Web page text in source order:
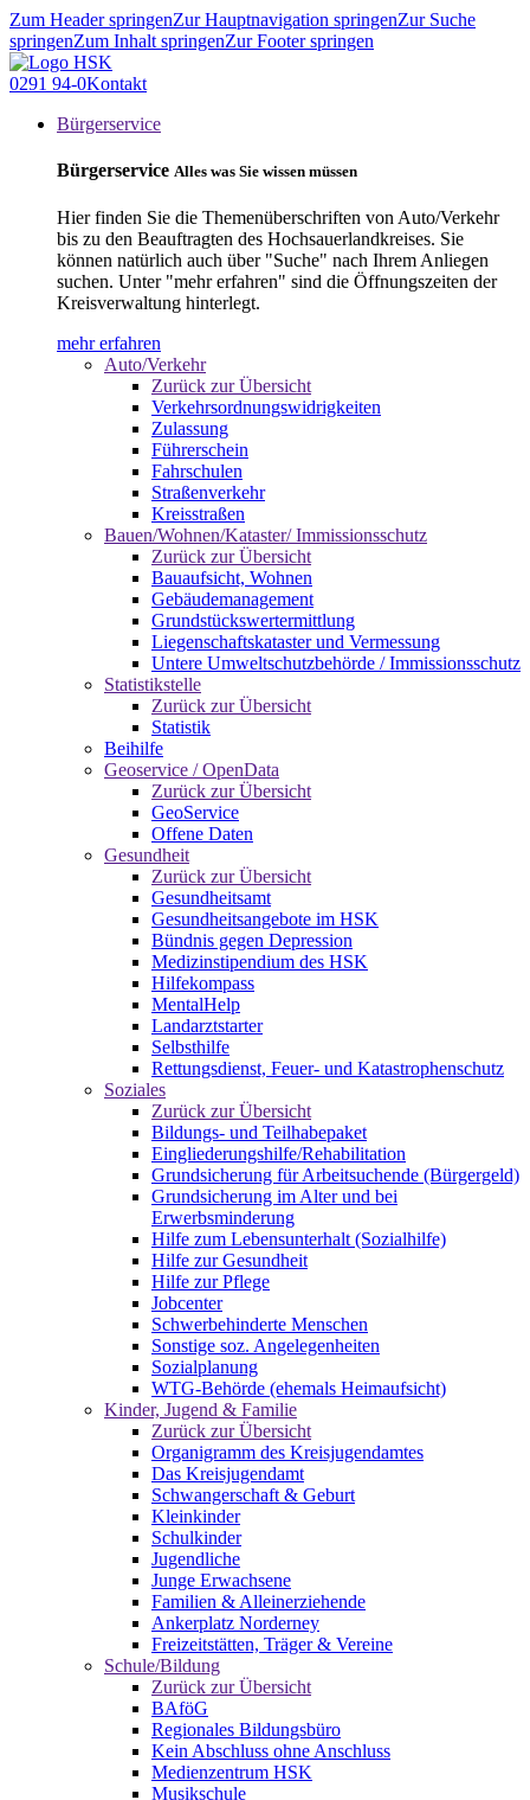
Zum Header springenZur Hauptnavigation springenZur Suche
springenZum Inhalt springenZur Footer springen
0291 94-0Kontakt
Bürgerservice
Bürgerservice Alles was Sie wissen müssen
Hier finden Sie die Themenüberschriften von Auto/Verkehr
bis zu den Beauftragten des Hochsauerlandkreises. Sie
können natürlich auch über "Suche" nach Ihrem Anliegen
suchen. Unter "mehr erfahren" sind die Öffnungszeiten der
Kreisverwaltung hinterlegt.
mehr erfahren
Auto/Verkehr
Zurück zur Übersicht
Verkehrsordnungswidrigkeiten
Zulassung
Führerschein
Fahrschulen
Straßenverkehr
Kreisstraßen
Bauen/Wohnen/Kataster/ Immissionsschutz
Zurück zur Übersicht
Bauaufsicht, Wohnen
Gebäudemanagement
Grundstückswertermittlung
Liegenschaftskataster und Vermessung
Untere Umweltschutzbehörde / Immissionsschutz
Statistikstelle
Zurück zur Übersicht
Statistik
Beihilfe
Geoservice / OpenData
Zurück zur Übersicht
GeoService
Offene Daten
Gesundheit
Zurück zur Übersicht
Gesundheitsamt
Gesundheitsangebote im HSK
Bündnis gegen Depression
Medizinstipendium des HSK
Hilfekompass
MentalHelp
Landarztstarter
Selbsthilfe
Rettungsdienst, Feuer- und Katastrophenschutz
Soziales
Zurück zur Übersicht
Bildungs- und Teilhabepaket
Eingliederungshilfe/Rehabilitation
Grundsicherung für Arbeitsuchende (Bürgergeld)
Grundsicherung im Alter und bei
Erwerbsminderung
Hilfe zum Lebensunterhalt (Sozialhilfe)
Hilfe zur Gesundheit
Hilfe zur Pflege
Jobcenter
Schwerbehinderte Menschen
Sonstige soz. Angelegenheiten
Sozialplanung
WTG-Behörde (ehemals Heimaufsicht)
Kinder, Jugend & Familie
Zurück zur Übersicht
Organigramm des Kreisjugendamtes
Das Kreisjugendamt
Schwangerschaft & Geburt
Kleinkinder
Schulkinder
Jugendliche
Junge Erwachsene
Familien & Alleinerziehende
Ankerplatz Norderney
Freizeitstätten, Träger & Vereine
Schule/Bildung
Zurück zur Übersicht
BAföG
Regionales Bildungsbüro
Kein Abschluss ohne Anschluss
Medienzentrum HSK
Musikschule